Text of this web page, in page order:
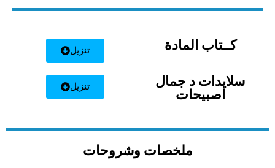
كــتاب المادة تنزيل
سلايدات د جمال
اصبيحات
تنزيل
ملخصات وشروحات